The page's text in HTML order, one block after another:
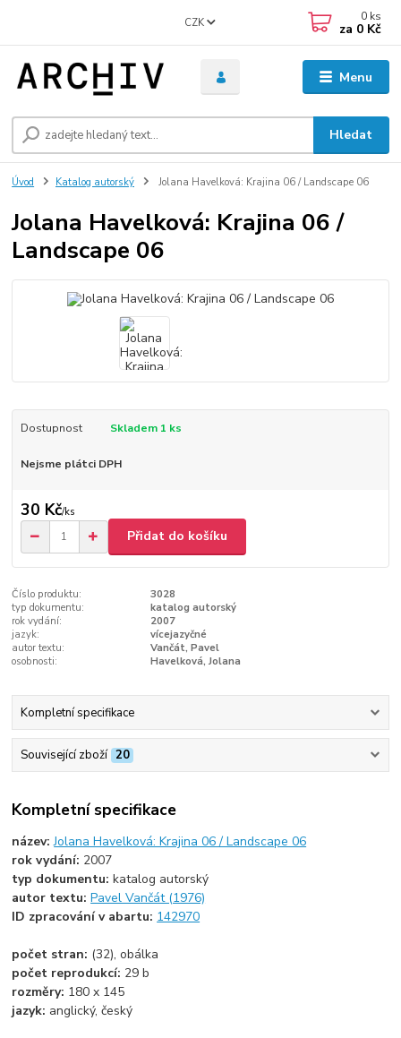
Menu
CZK
Hledat
0 ks
za 0 Kč
Úvod Katalog autorský Jolana Havelková: Krajina 06 / Landscape 06
Jolana Havelková: Krajina 06 /
Landscape 06
Dostupnost Skladem 1 ks
Nejsme plátci DPH
30 Kč/ks
Přidat do košíku
Číslo produktu:
3028
typ dokumentu:
katalog autorský
rok vydání:
2007
jazyk:
vícejazyčné
autor textu:
Vančát, Pavel
osobnosti:
Havelková, Jolana
Kompletní specifikace
Související zboží 20
Kompletní specifikace
název:Jolana Havelková: Krajina 06 / Landscape 06
rok vydání: 2007
typ dokumentu:katalog autorský
autor textu:Pavel Vančát (1976)
ID zpracování v abartu: 142970
počet stran: (32), obálka
počet reprodukcí: 29 b
rozměry: 180 x 145
jazyk: anglický, český